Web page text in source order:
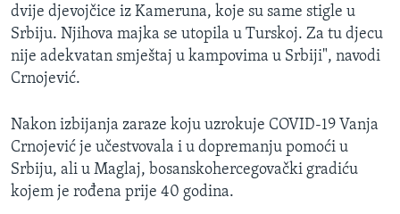
dvije djevojčice iz Kameruna, koje su same stigle u
Srbiju. Njihova majka se utopila u Turskoj. Za tu djecu
nije adekvatan smještaj u kampovima u Srbiji", navodi
Crnojević.
Nakon izbijanja zaraze koju uzrokuje COVID-19 Vanja
Crnojević je učestvovala i u dopremanju pomoći u
Srbiju, ali u Maglaj, bosanskohercegovački gradiću
kojem je rođena prije 40 godina.